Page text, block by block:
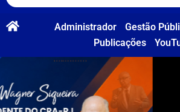
Administrador
Gestão
Publicações